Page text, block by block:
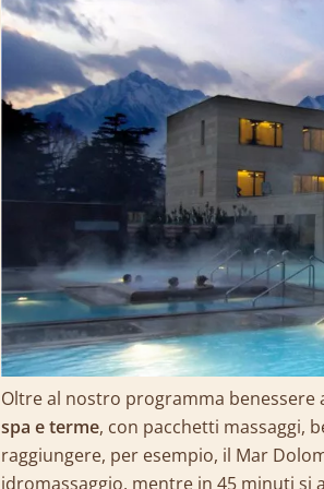
Oltre al nostro programma
spa e terme, con pacchetti massaggi,
raggiungere, per esempio, il Mar
idromassaggio, mentre in 45 minuti si